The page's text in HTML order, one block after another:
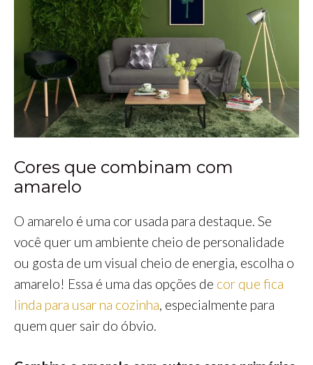
Cores que combinam com
amarelo
O amarelo é uma cor usada para destaque. Se
você quer um ambiente cheio de personalidade
ou gosta de um visual cheio de energia, escolha o
amarelo! Essa é uma das opções de cor que fica
linda para usar na cozinha, especialmente para
quem quer sair do óbvio.